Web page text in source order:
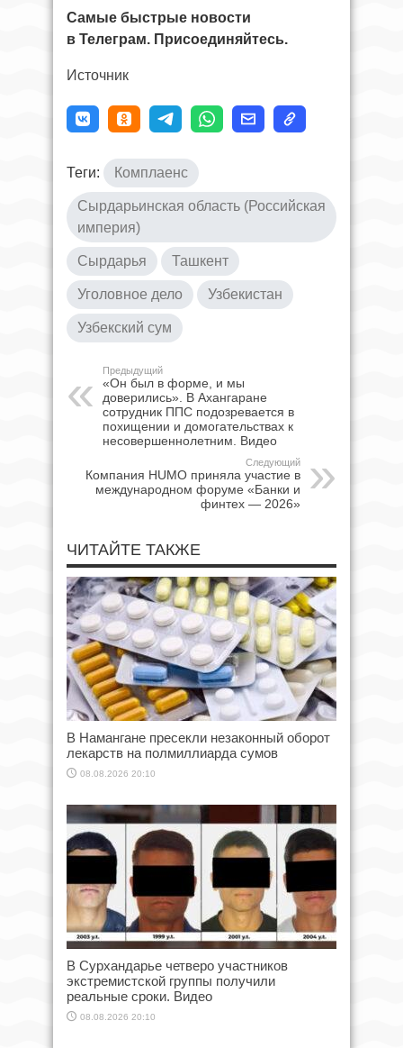
Самые быстрые новости
в Телеграм. Присоединяйтесь.
Источник
Теги: Комплаенс
Сырдарьинская область (Российская
империя)
Сырдарья Ташкент
Уголовное дело Узбекистан
Узбекский сум
Предыдущий
«Он был в форме, и мы
доверились». В Ахангаране
сотрудник ППС подозревается в
похищении и домогательствах к
несовершеннолетним. Видео
Следующий
Компания HUMO приняла участие в
международном форуме «Банки и
финтех — 2026»
ЧИТАЙТЕ ТАКЖЕ
В Намангане пресекли незаконный оборот
лекарств на полмиллиарда сумов
08.08.2026 20:10
В Сурхандарье четверо участников
экстремистской группы получили
реальные сроки. Видео
08.08.2026 20:10